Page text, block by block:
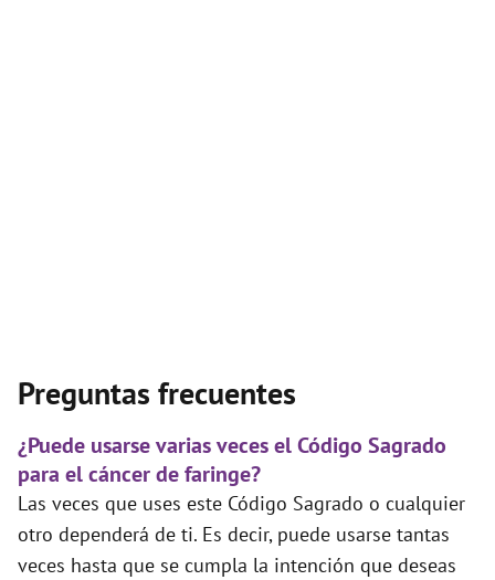
Preguntas frecuentes
¿Puede usarse varias veces el Código Sagrado
para el cáncer de faringe?
Las veces que uses este Código Sagrado o cualquier
otro dependerá de ti. Es decir, puede usarse tantas
veces hasta que se cumpla la intención que deseas